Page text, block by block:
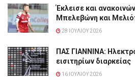
Έκλεισε και
Μπελεβώνη και
28 ΙΟΥΛΊΟΥ 2026
ΠΑΣ ΓΙΑΝΝΙΝΑ:
εισιτηρίων διαρκείας
16 ΙΟΥΛΊΟΥ 2026